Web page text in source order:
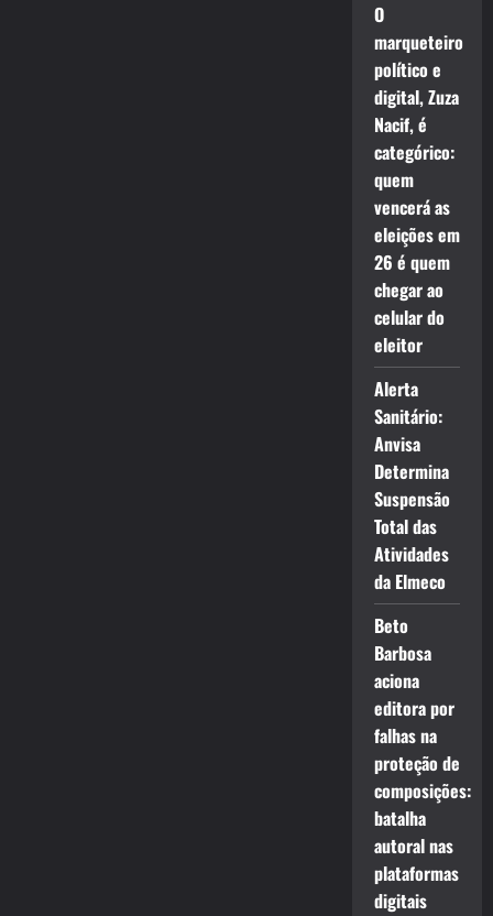
O
marqueteiro
político e
digital, Zuza
Nacif, é
categórico:
quem
vencerá as
eleições em
26 é quem
chegar ao
celular do
eleitor
Alerta
Sanitário:
Anvisa
Determina
Suspensão
Total das
Atividades
da Elmeco
Beto
Barbosa
aciona
editora por
falhas na
proteção de
composições:
batalha
autoral nas
plataformas
digitais